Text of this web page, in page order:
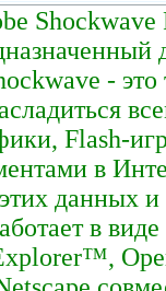
Shockwave
- это
Flash-
в
этих данных
в